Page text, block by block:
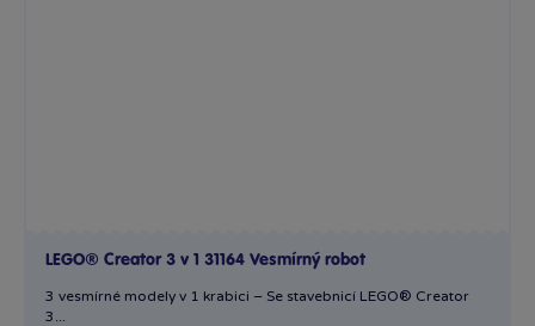
LEGO® Creator 3 v 1 31164 Vesmírný robot
3 vesmírné modely v 1 krabici – Se stavebnicí LEGO® Creator
3...